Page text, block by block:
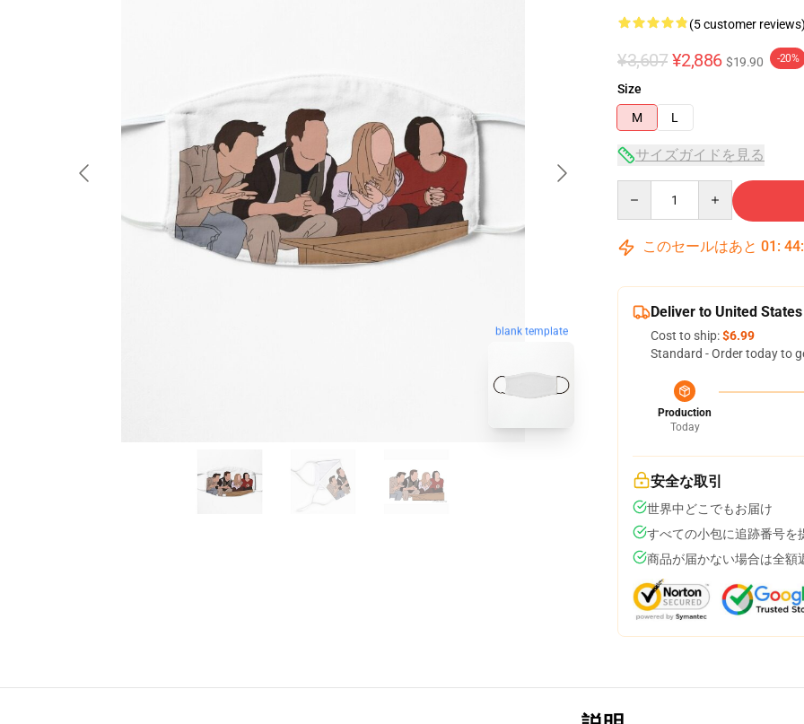
blank template
(5 customer reviews)
¥3,607 ¥2,886 $19.90 -20%
Size
M
L
サイズガイドを見る
このセールはあと 01 : 44:
Deliver to United States
Cost to ship:$6.99
Standard - Order today to
Production
Today
安全な取引
世界中どこでもお届け
すべての小包に追跡番号を
商品が届かない場合は全額